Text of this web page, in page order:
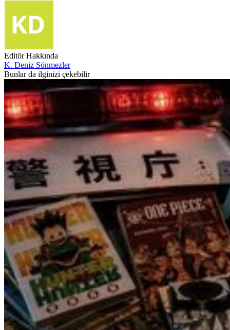
Editör Hakkında
K. Deniz Sönmezler
Bunlar da ilginizi çekebilir